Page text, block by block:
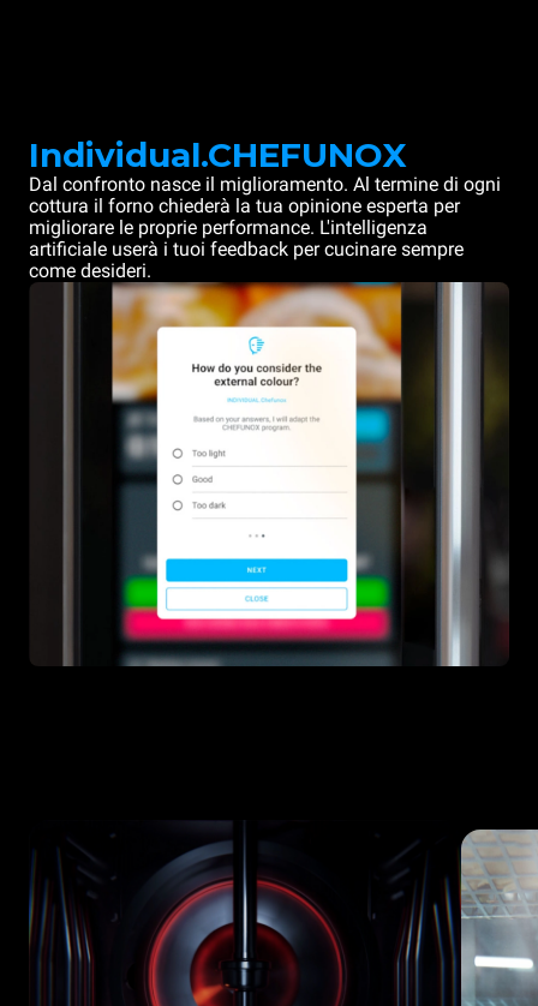
Individual.CHEFUNOX
Dal confronto nasce il miglioramento. Al termine di ogni
cottura il forno chiederà la tua opinione esperta per
migliorare le proprie performance. L'intelligenza
artificiale userà i tuoi feedback per cucinare sempre
come desideri.